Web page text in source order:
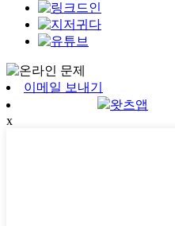
이메일 보내기
왓츠앱
x